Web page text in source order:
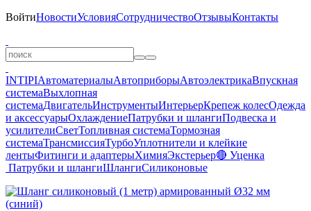
ВойтиНовостиУсловияСотрудничествоОтзывыКонтакты
INTIPIАвтоматериалыАвтоприборыАвтоэлектрикаВпускная
системаВыхлопная
системаДвигательИнструментыИнтерьерКрепеж колесОдежда
и аксессуарыОхлаждениеПатрубки и шлангиПодвеска и
усилителиСветТопливная системаТормозная
системаТрансмиссияТурбоУплотнители и клейкие
лентыФитинги и адаптерыХимияЭкстерьер🔴 Уценка
Патрубки и шлангиШлангиСиликоновые